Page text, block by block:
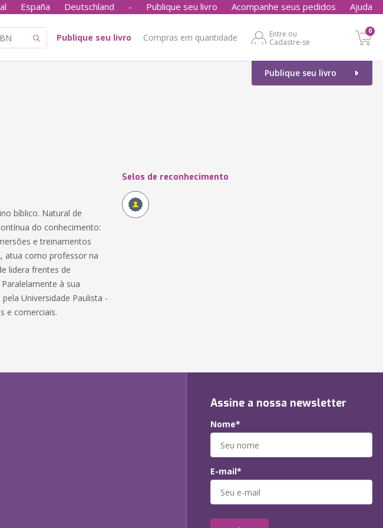
España Deutschland - Publique seu livro Acompanhe seus pedidos Ajuda
Publique seu livro Compras em quantidade
Entre ou
Cadastre-se
0
Publique seu livro
bíblico. Natural de
do conhecimento:
e treinamentos
atua como professor na
lidera frentes de
à sua
Universidade Paulista -
e comerciais.
Selos de reconhecimento
Assine a nossa newsletter
Nome*
E-mail*